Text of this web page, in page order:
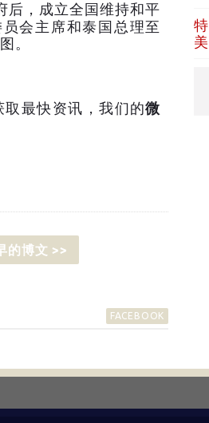
后，成立全国维持和平
会主席和泰国总理至
。
取最快资讯，我们的微
的博文 >>
FACEBOOK